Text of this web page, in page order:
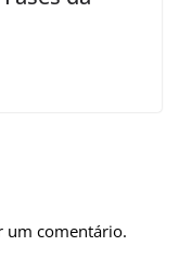
um comentário.